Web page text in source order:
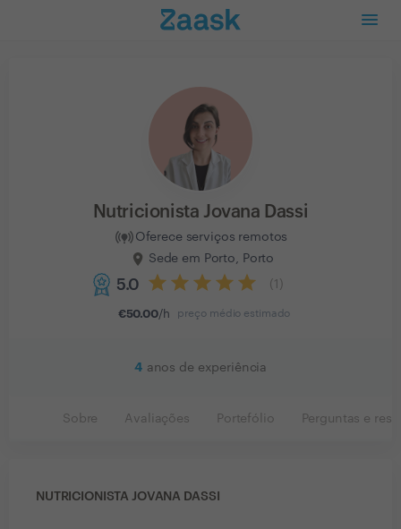
Nutricionista Jovana Dassi
Oferece serviços remotos
Sede em Porto, Porto
5.0 1
€50.00/h preço médio estimado
4 anos de experiência
Sobre Avaliações Portefólio Perguntas e
NUTRICIONISTA JOVANA DASSI